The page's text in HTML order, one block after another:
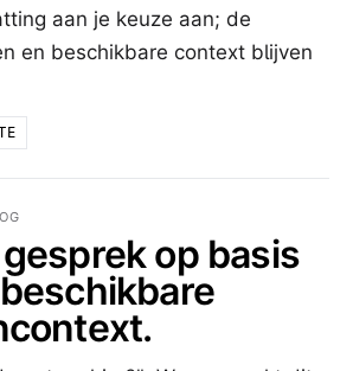
aan je keuze aan; de
en beschikbare context blijven
gesprek op basis